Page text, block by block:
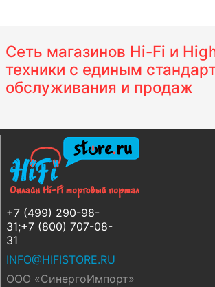
Сеть магазинов Hi-Fi и
техники с единым
обслуживания и продаж
+7 (499) 290-98-
31;+7 (800) 707-08-
31
INFO@HIFISTORE.RU
ООО «СинергоИмпорт»